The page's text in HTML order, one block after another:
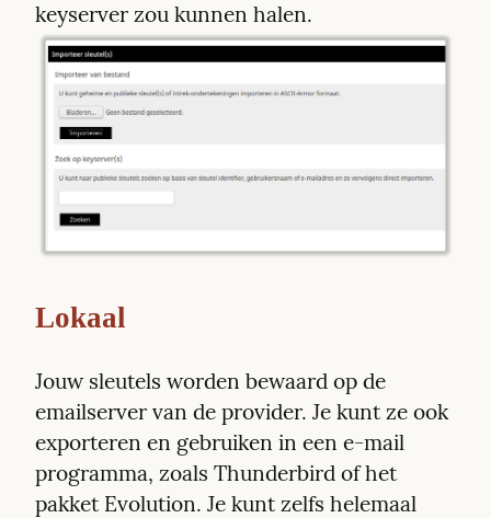
keyserver zou kunnen halen.
Lokaal
Jouw sleutels worden bewaard op de
emailserver van de provider. Je kunt ze ook
exporteren en gebruiken in een e-mail
programma, zoals Thunderbird of het
pakket Evolution. Je kunt zelfs helemaal